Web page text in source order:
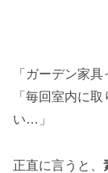
「ガーデン家
「毎回室内に
い…」
正直に言うと、